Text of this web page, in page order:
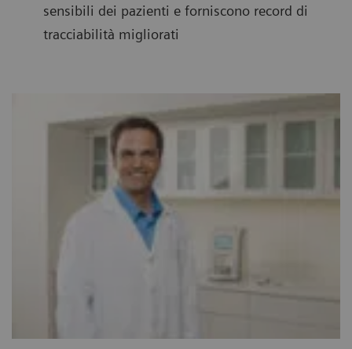
sensibili dei pazienti e forniscono record di
tracciabilità migliorati